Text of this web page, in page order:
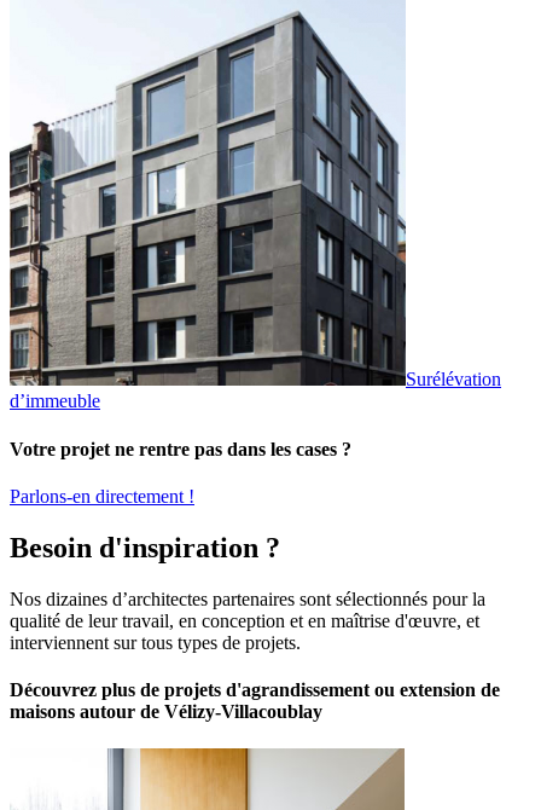
Surélévation
d’immeuble
Votre projet ne rentre pas dans les cases ?
Parlons-en directement !
Besoin d'inspiration ?
Nos dizaines d’architectes partenaires sont sélectionnés pour la
qualité de leur travail, en conception et en maîtrise d'œuvre, et
interviennent sur tous types de projets.
Découvrez plus de projets d'agrandissement ou extension de
maisons autour de Vélizy-Villacoublay